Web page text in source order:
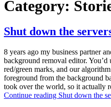
Category:
Shut down the
8 years ago my business partner
background removal editor.
red/green marks, and our
foreground from the background
took over the world, so it actually
Continue reading Shut down the